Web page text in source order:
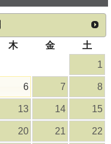
木 金
土
1
6 7 8
13 14 15
20 21 22